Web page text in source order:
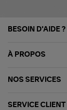
BESOIN D'AIDE ?
À PROPOS
NOS SERVICES
SERVICE CLIENT